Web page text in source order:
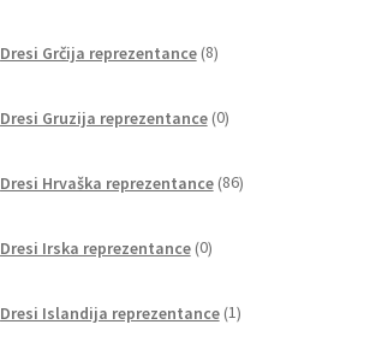
Dresi Grčija reprezentance 8izdelkov
Dresi Gruzija reprezentance 0izdelkov
Dresi Hrvaška reprezentance 86izdelkov
Dresi Irska reprezentance 0izdelkov
Dresi Islandija reprezentance 1izdelek